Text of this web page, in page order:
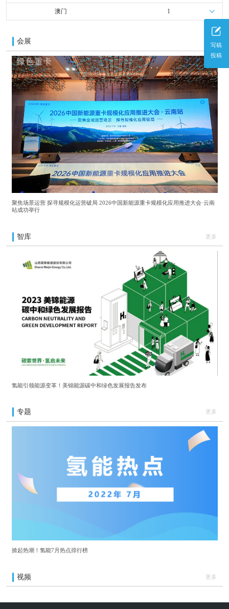
写稿
投稿
澳门 1
会展 更多
聚焦场景运营 探寻规模化运营破局 2026中国新能源重卡规模化应用推进大会·云南
站成功举行
智库 更多
氢能引领能源变革！美锦能源碳中和绿色发展报告发布
专题 更多
掀起热潮！氢能7月热点排行榜
视频 更多